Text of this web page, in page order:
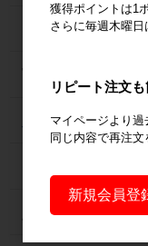
Zラック
フォークリフト
台車・手押し台
獲得ポイントは1
さらに毎週木曜日
リピート注文
マイページより過
同じ内容で再注
新規会員登